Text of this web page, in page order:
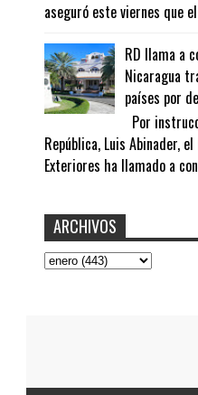
aseguró este viernes que
RD llama a
Nicaragua
países por
Por
República, Luis Abinader,
Exteriores ha llamado a
ARCHIVOS